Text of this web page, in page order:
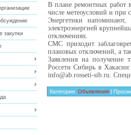
закупки
В плане ремонтных работ
числе метеоусловий и при
Энергетики напоминают,
электроэнергией
отключениях.
СМС приходит
плановых отключений, а
Заявления на получение
Россети Сибирь в
info@ab.rosseti-sib.ru.
Категория: Объявления |